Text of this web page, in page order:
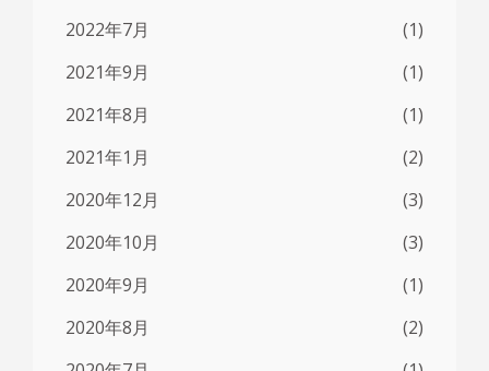
2022年7月
(1)
2021年9月
(1)
2021年8月
(1)
2021年1月
(2)
2020年12月
(3)
2020年10月
(3)
2020年9月
(1)
2020年8月
(2)